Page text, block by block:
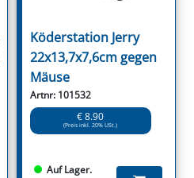
Köderstation Jerry
22x13,7x7,6cm gegen
Mäuse
Artnr: 101532
€ 8.90
(Preis inkl. 20% USt.)
Auf Lager.